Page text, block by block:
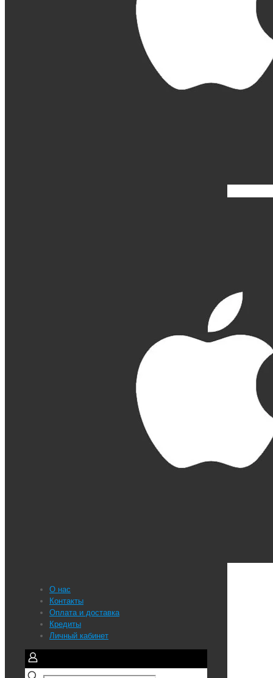
О нас
Контакты
Оплата и доставка
Кредиты
Личный кабинет